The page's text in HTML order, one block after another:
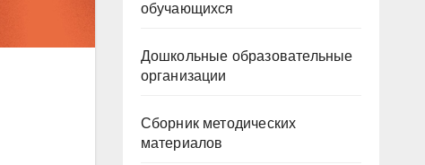
обучающихся
Дошкольные образовательные
организации
Сборник методических
материалов